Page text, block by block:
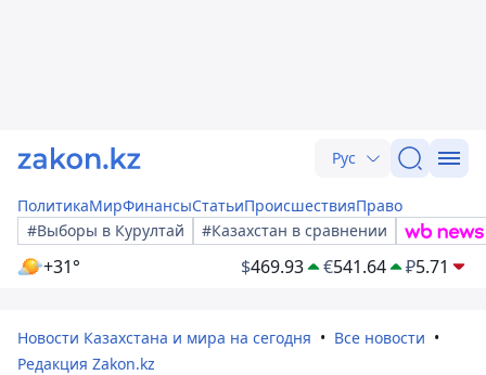
Рус
ПолитикаМирФинансыСтатьиПроисшествияПраво
#Выборы в Курултай
#Казахстан в сравнении
+31° $469.93 €541.64 ₽5.71
Новости Казахстана и мира на сегодня
Все новости
Редакция Zakon.kz